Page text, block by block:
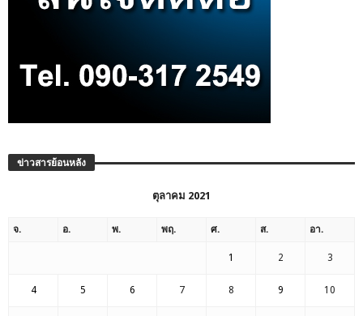
ข่าวสารย้อนหลัง
ตุลาคม 2021
จ. อ. พ. พฤ. ศ. ส. อา.
1 2 3
4 5 6 7 8 9 10